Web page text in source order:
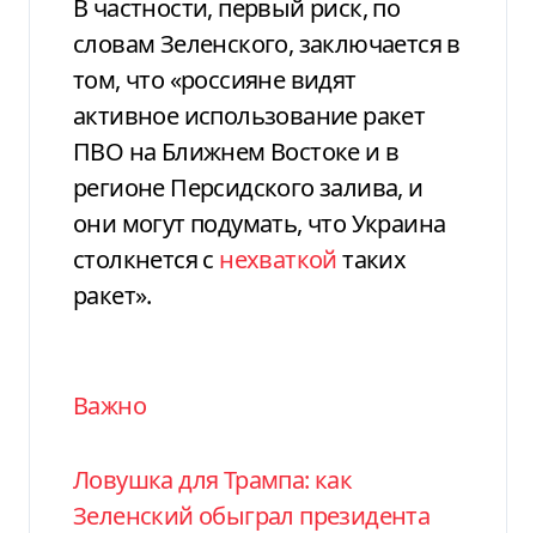
В частности, первый риск, по
словам Зеленского, заключается в
том, что «россияне видят
активное использование ракет
ПВО на Ближнем Востоке и в
регионе Персидского залива, и
они могут подумать, что Украина
столкнется с нехваткойтаких
ракет».
Важно
Ловушка для Трампа: как
Зеленский обыграл президента